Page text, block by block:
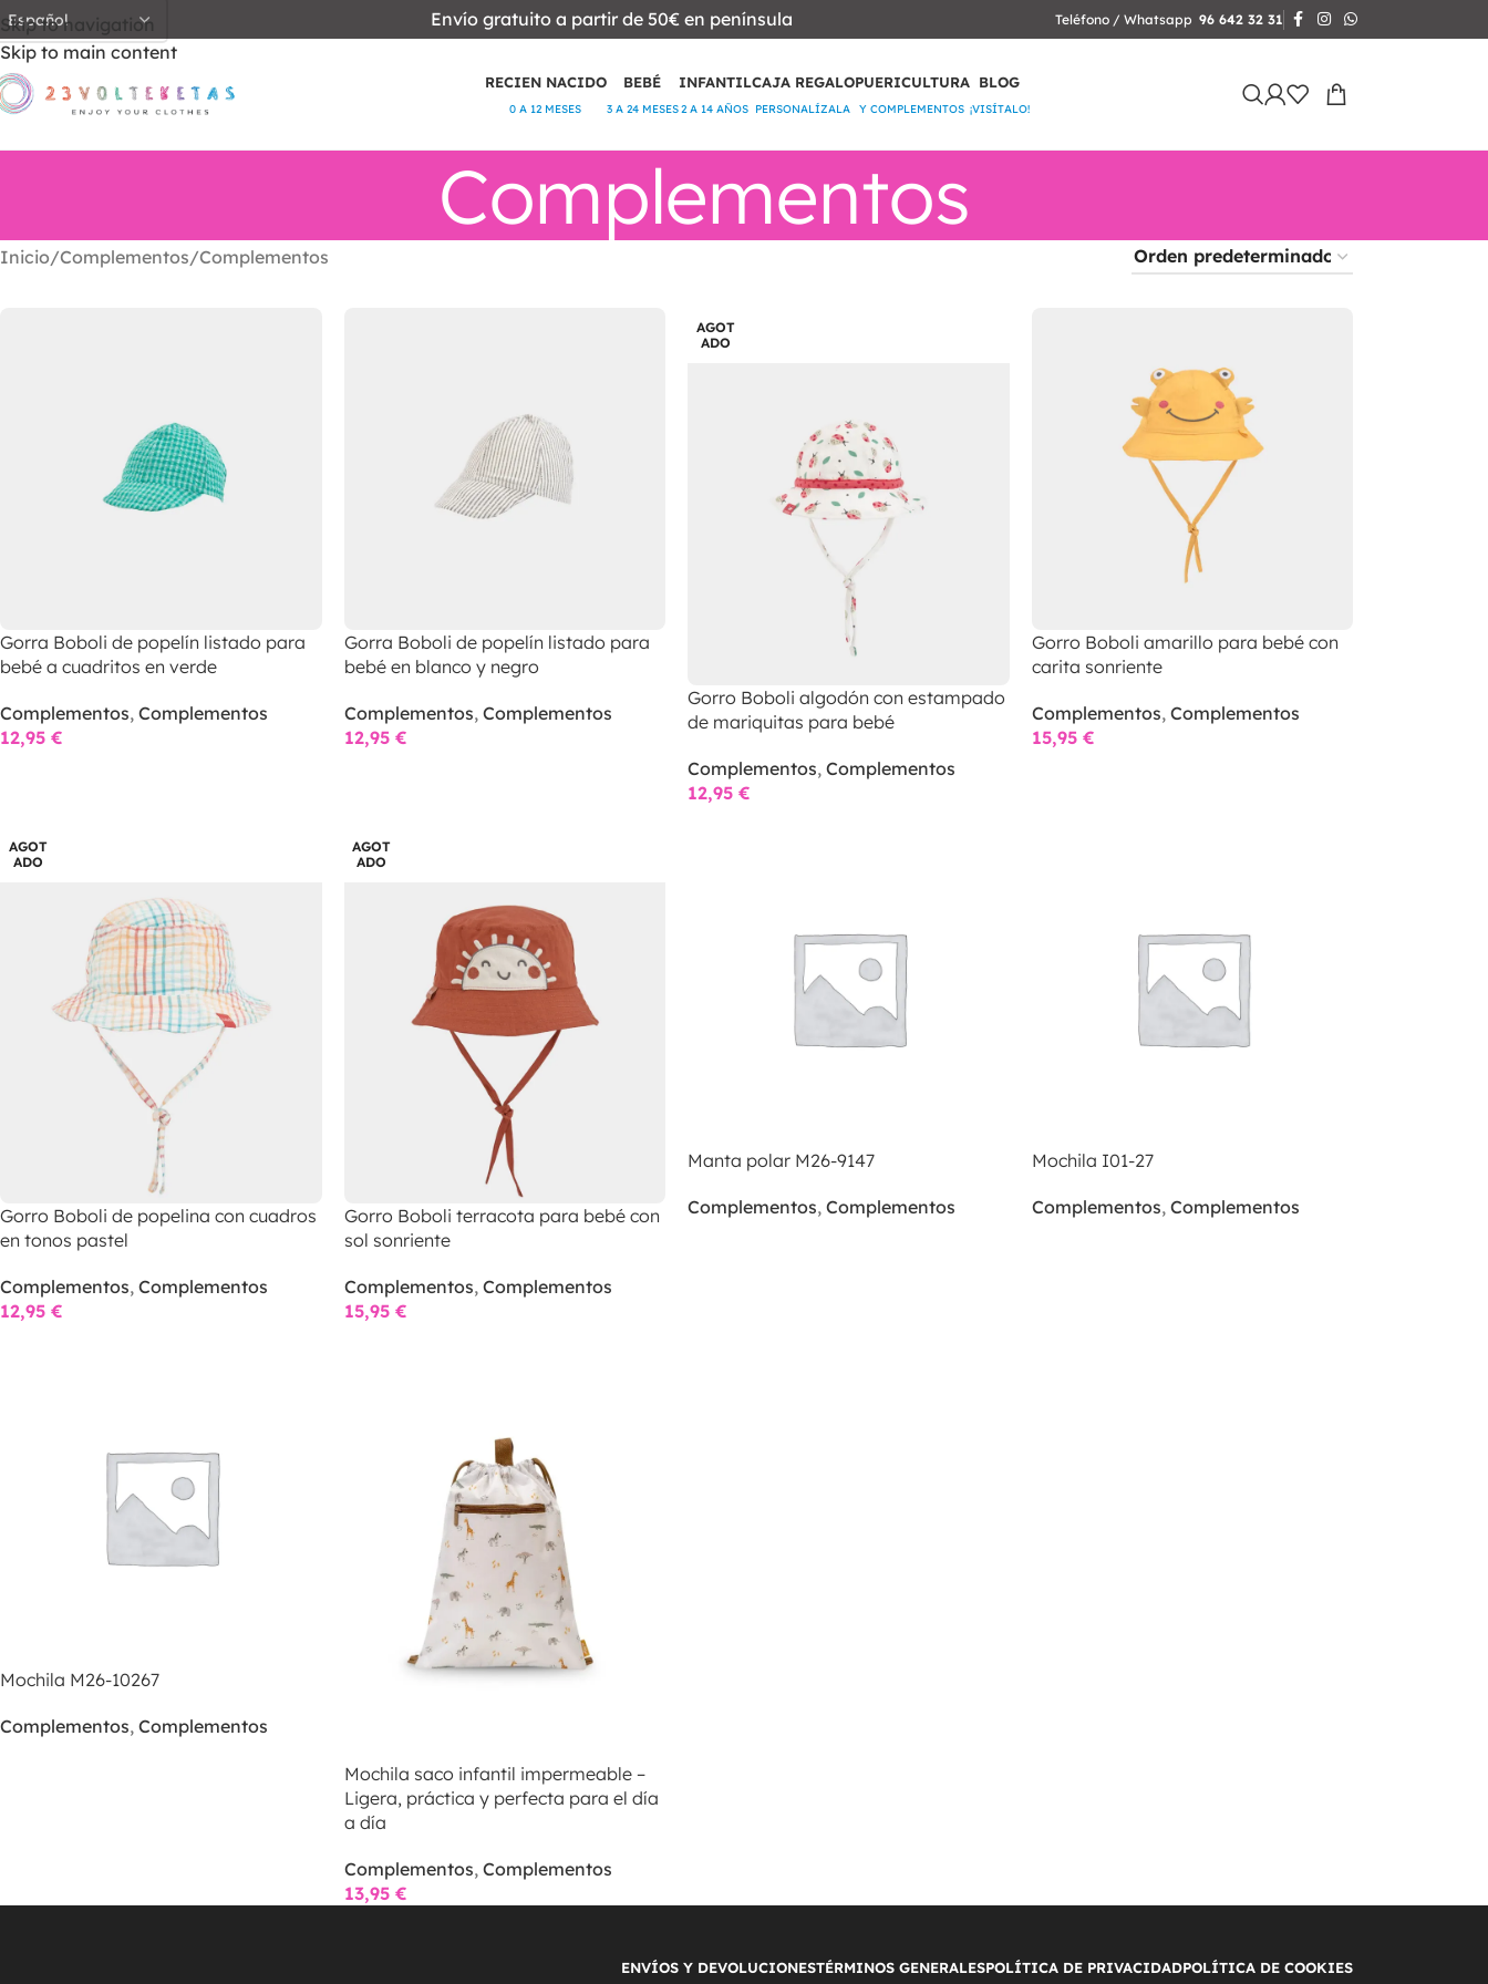
Skip to navigation
Skip to main content
Envío gratuito a partir de 50€ en península Teléfono / Whatsapp 96 642 32 31
RECIEN NACIDO
0 A 12 MESES
BEBÉ
3 A 24 MESES
INFANTIL
2 A 14 AÑOS
CAJA REGALO
PERSONALÍZALA
PUERICULTURA
Y COMPLEMENTOS
BLOG
¡VISÍTALO!
Complementos
Inicio Complementos Complementos
Gorra Boboli de popelín listado para
bebé a cuadritos en verde
Complementos, Complementos
12,95 €
Gorra Boboli de popelín listado para
bebé en blanco y negro
Complementos, Complementos
12,95 €
AGOT
ADO
Gorro Boboli algodón con estampado
de mariquitas para bebé
Complementos, Complementos
12,95 €
Gorro Boboli amarillo para bebé con
carita sonriente
Complementos, Complementos
15,95 €
AGOT
ADO
Gorro Boboli de popelina con cuadros
en tonos pastel
Complementos, Complementos
12,95 €
AGOT
ADO
Gorro Boboli terracota para bebé con
sol sonriente
Complementos, Complementos
15,95 €
Manta polar M26-9147
Complementos, Complementos
Mochila I01-27
Complementos, Complementos
Mochila M26-10267
Complementos, Complementos
Mochila saco infantil impermeable –
Ligera, práctica y perfecta para el día
a día
Complementos, Complementos
13,95 €
ENVÍOS Y DEVOLUCIONESTÉRMINOS GENERALESPOLÍTICA DE PRIVACIDADPOLÍTICA DE COOKIES